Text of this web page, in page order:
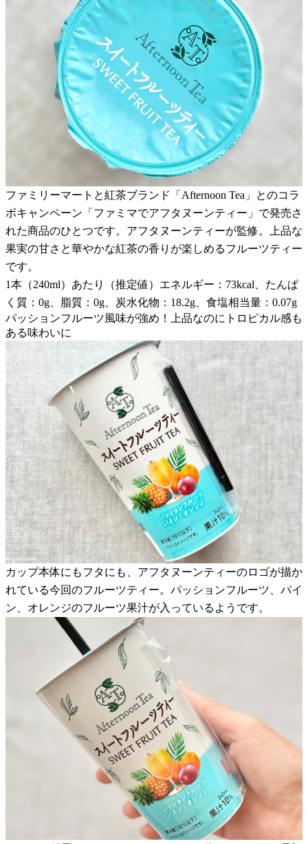
ファミリーマートと紅茶ブランド「Afternoon Tea」とのコラ
ボキャンペーン「ファミマでアフタヌーンティー」で発売さ
れた商品のひとつです。アフタヌーンティーが監修。上品な
果実の甘さと華やかな紅茶の香りが楽しめるフルーツティー
です。
1本（240ml）あたり（推定値）エネルギー：73kcal、たんぱ
く質：0g、脂質：0g、炭水化物：18.2g、食塩相当量：0.07g
パッションフルーツ風味が強め！上品なのにトロピカル感も
ある味わいに
カップ本体にもフタにも、アフタヌーンティーのロゴが描か
れている今回のフルーツティー。パッションフルーツ、パイ
ン、オレンジのフルーツ果汁が入っているようです。